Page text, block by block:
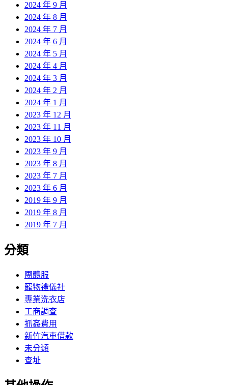
2024 年 9 月
2024 年 8 月
2024 年 7 月
2024 年 6 月
2024 年 5 月
2024 年 4 月
2024 年 3 月
2024 年 2 月
2024 年 1 月
2023 年 12 月
2023 年 11 月
2023 年 10 月
2023 年 9 月
2023 年 8 月
2023 年 7 月
2023 年 6 月
2019 年 9 月
2019 年 8 月
2019 年 7 月
分類
團體服
寵物禮儀社
專業洗衣店
工商調查
抓姦費用
新竹汽車借款
未分類
查址